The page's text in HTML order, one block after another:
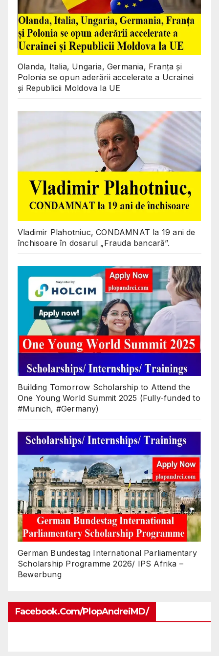
Olanda, Italia, Ungaria, Germania, Franța și
Polonia se opun aderării accelerate a Ucrainei
și Republicii Moldova la UE
Vladimir Plahotniuc, CONDAMNAT la 19 ani de
închisoare în dosarul „Frauda bancară”.
Building Tomorrow Scholarship to Attend the
One Young World Summit 2025 (Fully-funded to
#Munich, #Germany)
German Bundestag International Parliamentary
Scholarship Programme 2026/ IPS Afrika –
Bewerbung
Facebook.com/PlopAndreiMD/